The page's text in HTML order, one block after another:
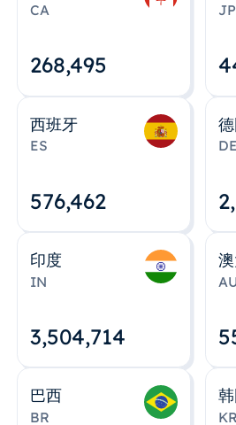
CA
268,495
JP
西班牙
ES
576,463
DE
印度
IN
3,504,715
AU
巴西
BR KR